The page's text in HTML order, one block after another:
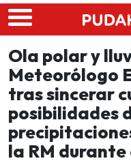
Skip to main content
Ola polar y
Meteorólogo
tras sincerar
posibilidades
la RM durante